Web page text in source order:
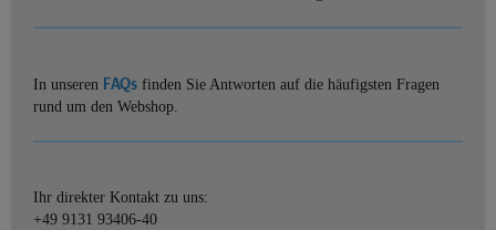
In unseren FAQs finden Sie Antworten auf die häufigsten Fragen
rund um den Webshop.
Ihr direkter Kontakt zu uns:
+49 9131 93406-40